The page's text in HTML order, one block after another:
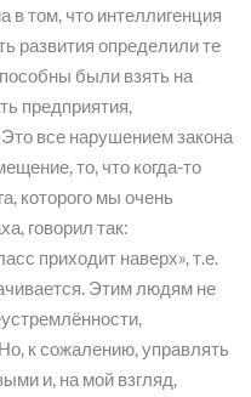
в том, что интеллигенция
развития определили те
были взять на
предприятия,
все нарушением закона
то, что когда-то
которого мы очень
говорил так:
приходит наверх», т.е.
Этим людям не
к сожалению, управлять
и, на мой взгляд,